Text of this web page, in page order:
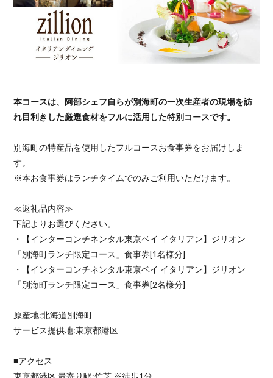
本コースは、阿部シェフ自らが別海町の一次生産者の現場を訪
れ目利きした厳選食材をフルに活用した特別コースです。
別海町の特産品を使用したフルコースお食事券をお届けしま
す。
※本お食事券はランチタイムでのみご利用いただけます。
≪返礼品内容≫
下記よりお選びください。
・【インターコンチネンタル東京ベイ イタリアン】ジリオン
「別海町ランチ限定コース」食事券[1名様分]
・【インターコンチネンタル東京ベイ イタリアン】ジリオン
「別海町ランチ限定コース」食事券[2名様分]
原産地:北海道別海町
サービス提供地:東京都港区
■アクセス